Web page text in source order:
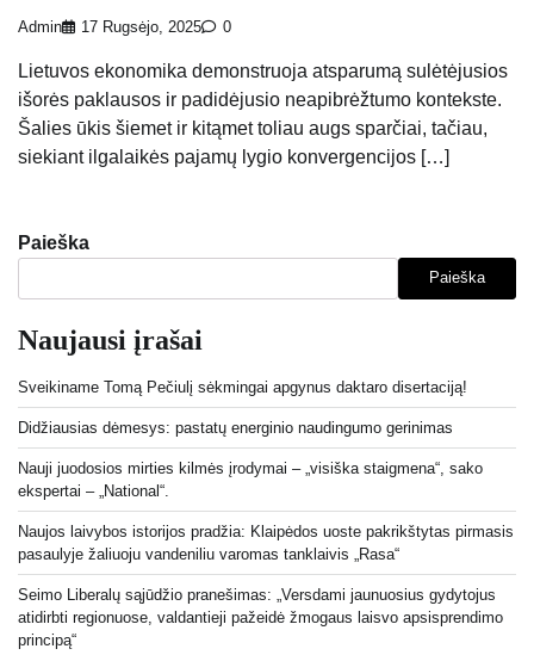
Admin 17 Rugsėjo, 2025 0
Lietuvos ekonomika demonstruoja atsparumą sulėtėjusios
išorės paklausos ir padidėjusio neapibrėžtumo kontekste.
Šalies ūkis šiemet ir kitąmet toliau augs sparčiai, tačiau,
siekiant ilgalaikės pajamų lygio konvergencijos […]
Paieška
Paieška
Naujausi įrašai
Sveikiname Tomą Pečiulį sėkmingai apgynus daktaro disertaciją!
Didžiausias dėmesys: pastatų energinio naudingumo gerinimas
Nauji juodosios mirties kilmės įrodymai – „visiška staigmena“, sako
ekspertai – „National“.
Naujos laivybos istorijos pradžia: Klaipėdos uoste pakrikštytas pirmasis
pasaulyje žaliuoju vandeniliu varomas tanklaivis „Rasa“
Seimo Liberalų sąjūdžio pranešimas: „Versdami jaunuosius gydytojus
atidirbti regionuose, valdantieji pažeidė žmogaus laisvo apsisprendimo
principą“